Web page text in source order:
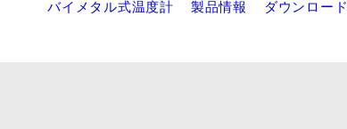
バイメタル式温度計 製品情報 ダウンロード